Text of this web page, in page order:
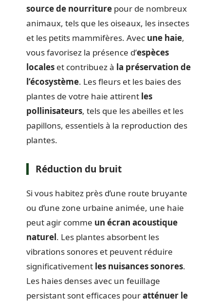
source de nourriture pour de nombreux
animaux, tels que les oiseaux, les insectes
et les petits mammifères. Avec une haie,
vous favorisez la présence d’espèces
locales et contribuez à la préservation de
l’écosystème. Les fleurs et les baies des
plantes de votre haie attirent les
pollinisateurs, tels que les abeilles et les
papillons, essentiels à la reproduction des
plantes.
Réduction du bruit
Si vous habitez près d’une route bruyante
ou d’une zone urbaine animée, une haie
peut agir comme un écran acoustique
naturel. Les plantes absorbent les
vibrations sonores et peuvent réduire
significativement les nuisances sonores.
Les haies denses avec un feuillage
persistant sont efficaces pouratténuer le